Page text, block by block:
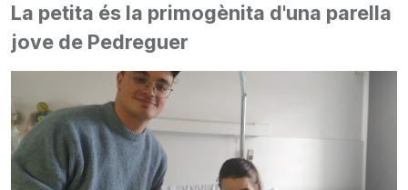
La petita és la primogènita d'una parella
jove de Pedreguer